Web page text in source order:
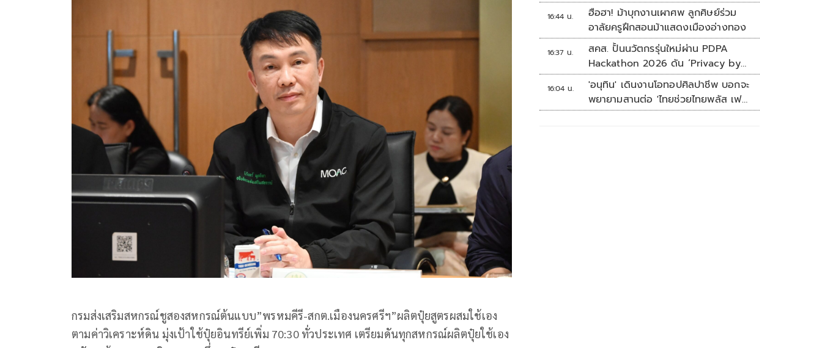
กรมส่งเสริมสหกรณ์ชูสองสหกรณ์ต้นแบบ”พรหมคีรี-สกต.เมืองนครศรีฯ”ผลิตปุ๋ยสูตรผสมใช้เอง
ตามค่าวิเคราะห์ดิน มุ่งเป้าใช้ปุ๋ยอินทรีย์เพิ่ม 70:30 ทั่วประเทศ เตรียมดันทุกสหกรณ์ผลิตปุ๋ยใช้เอง
16:44 น.
ฮือฮา! ม้าบุกงานเผาศพ ลูกศิษย์ร่วม
อาลัยครูฝึกสอนม้าแสดงเมืองอ่างทอง
16:37 น.
สคส. ปั้นนวัตกรรุ่นใหม่ผ่าน PDPA
Hackathon 2026 ดัน ‘Privacy by
Design for all’ สู่โซลูชันคุ้มครอง
ข้อมูลส่วนบุคคลที่ใช้ได้จริง
16:04 น.
'อนุทิน' เดินงานโอทอปศิลปาชีพ บอกจะ
พยายามสานต่อ 'ไทยช่วยไทยพลัส เฟส
2'